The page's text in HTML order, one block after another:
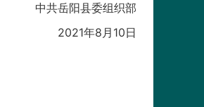
中共岳阳县委组织部
2021年8月10日